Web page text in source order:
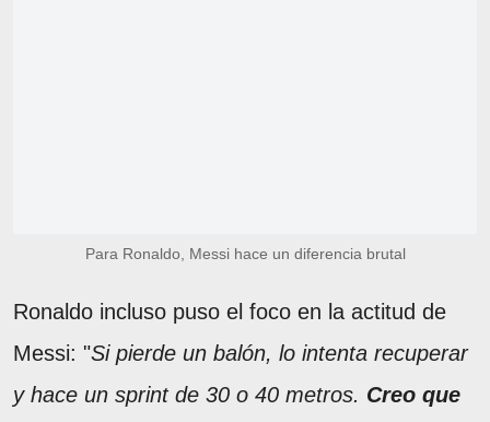
Para Ronaldo, Messi hace un diferencia brutal
Ronaldo incluso puso el foco en la actitud de
Messi: "Si pierde un balón, lo intenta recuperar
y hace un sprint de 30 o 40 metros. Creo que